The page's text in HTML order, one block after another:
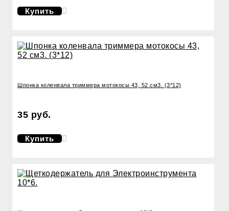
Купить
Шпонка коленвала триммера мотокосы 43, 52 см3. (3*12)
35 руб.
Купить